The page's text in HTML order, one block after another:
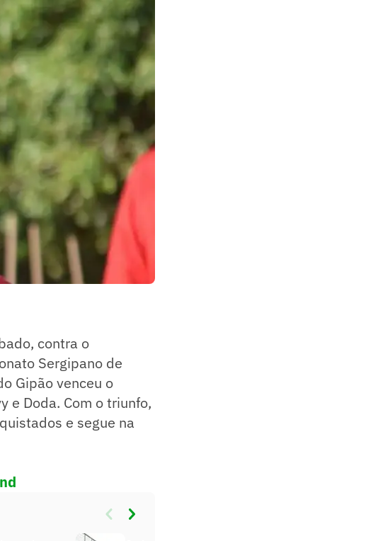
contra o
Sergipano de
Gipão venceu o
e Doda. Com o triunfo,
e segue na